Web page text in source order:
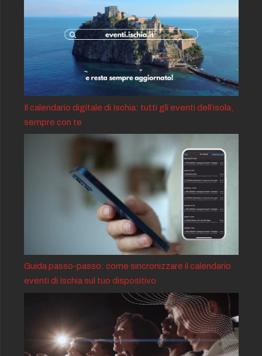
Il calendario digitale di Ischia: tutti gli eventi dell’isola,
sempre con te
Guida passo-passo: come sincronizzare il calendario
eventi di Ischia sul tuo dispositivo